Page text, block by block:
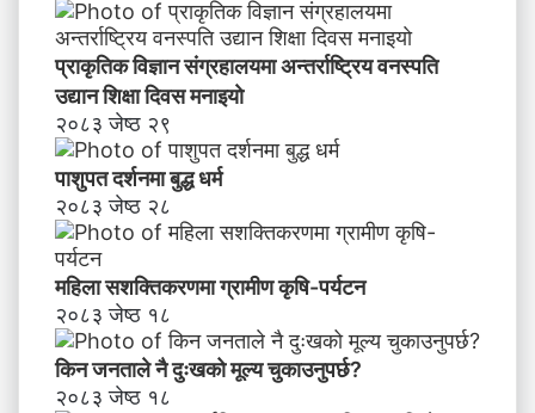
प्राकृतिक विज्ञान संग्रहालयमा अन्तर्राष्ट्रिय वनस्पति
उद्यान शिक्षा दिवस मनाइयाे
२०८३ जेष्ठ २९
पाशुपत दर्शनमा बुद्ध धर्म​
२०८३ जेष्ठ २८
महिला सशक्तिकरणमा ग्रामीण कृषि-पर्यटन
२०८३ जेष्ठ १८
किन जनताले नै दुःखको मूल्य चुकाउनुपर्छ?
२०८३ जेष्ठ १८